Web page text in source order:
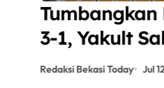
Tumbangkan
3-1, Yakult
Gelar Juara
Redaksi Bekasi Today Jul